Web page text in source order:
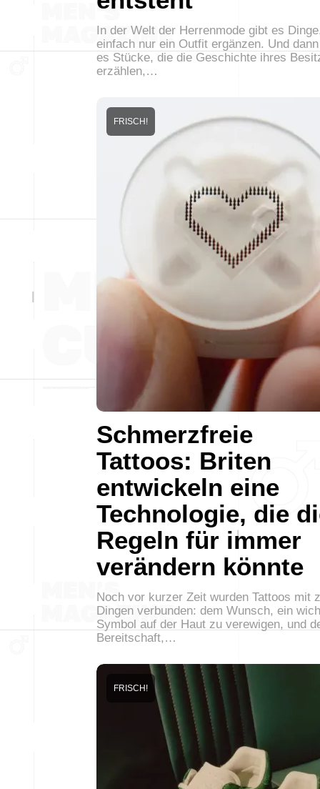
In der Welt der Herrenmode gibt es
einfach nur ein Outfit ergänzen. Und
es Stücke, die die Geschichte ihres
erzählen,…
Schmerzfreie
Tattoos: Briten
entwickeln eine
Technologie, die
Regeln für immer
verändern könnte
FRISCH!
Noch vor kurzer Zeit wurden Tattoos mit
Dingen verbunden: dem Wunsch, ein
Symbol auf der Haut zu verewigen, und
Bereitschaft,…
FRISCH!